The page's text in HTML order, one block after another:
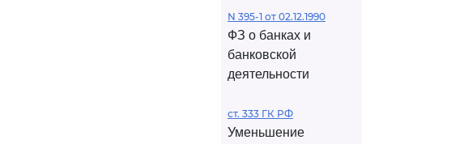
N 395-1 от 02.12.1990
ФЗ о банках и
банковской
деятельности
ст. 333 ГК РФ
Уменьшение